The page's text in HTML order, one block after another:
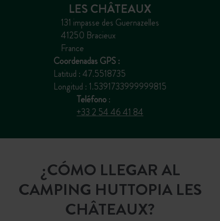
LES CHÂTEAUX
131 impasse des Guernazelles
41250 Bracieux
France
Coordenadas GPS :
Latitud : 47.5518735
Longitud : 1.5391733999999815
Teléfono:
+33 2 54 46 41 84
¿CÓMO LLEGAR AL
CAMPING HUTTOPIA LES
CHÂTEAUX?